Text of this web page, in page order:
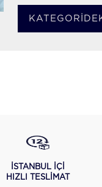
İSTANBUL İÇİ
HIZLI TESLİMAT